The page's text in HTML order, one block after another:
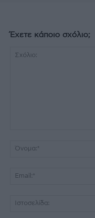
Έχετε κάποιο σχόλιο;